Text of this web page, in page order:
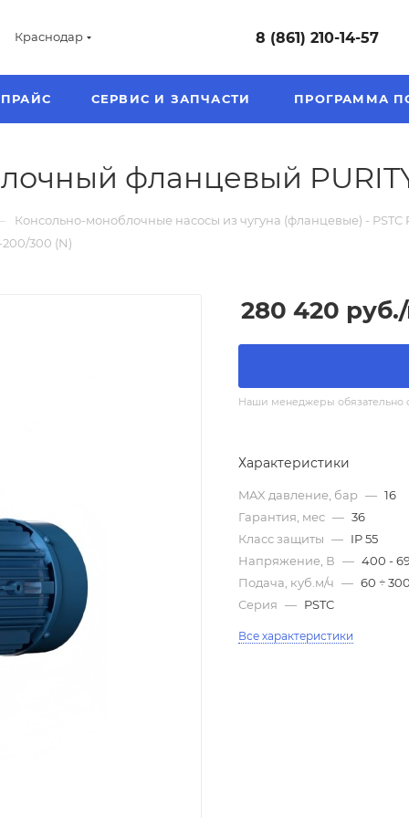
Краснодар 8 (861) 210-14-57
ПРАЙС СЕРВИС И ЗАПЧАСТИ ПРОГРАММА
фланцевый
Консольно-моноблочные насосы из чугуна (фланцевые) - PSTC
300 (N)
280 420 руб.
Наши менеджеры обязательно
Характеристики
MAX давление, бар — 16
Гарантия, мес — 36
Класс защиты — IP 55
Напряжение, В — 400 -
Подача, куб.м/ч — 60 ÷
Серия — PSTC
Все характеристики